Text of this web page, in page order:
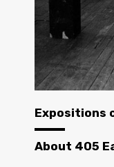
Expositions
About 405